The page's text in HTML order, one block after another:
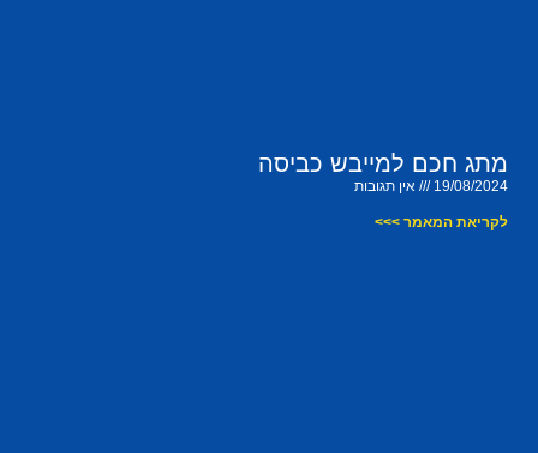
מתג חכם למייבש כביסה
19/08/2024 אין תגובות
לקריאת המאמר >>>